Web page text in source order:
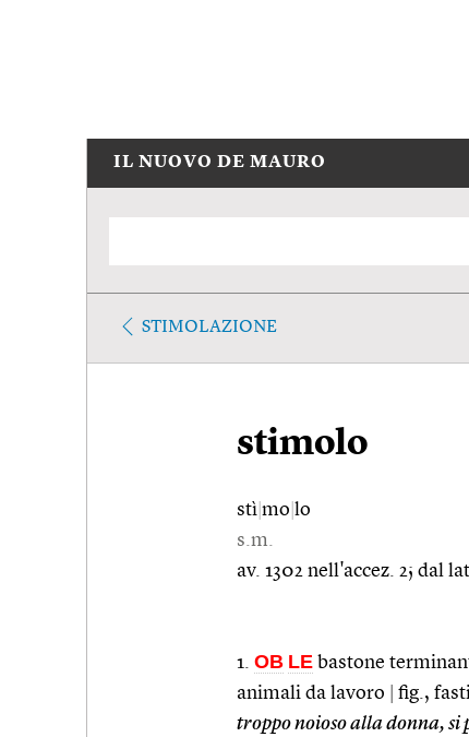
IL NUOVO DE MAURO
STIMOLAZIONE
stimolo
stì mo lo
s.m.
av. 1302 nell'accez. 2; dal
1. OB LE bastone
animali da lavoro
fig.,
troppo noioso alla donna, si